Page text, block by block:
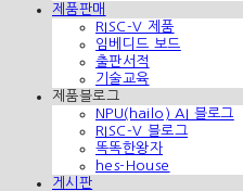
제품판매
RISC-V 제품
임베디드 보드
출판서적
기술교육
제품블로그
NPU(hailo) AI 블로그
RISC-V 블로그
똑똑한왕자
hes-House
게시판